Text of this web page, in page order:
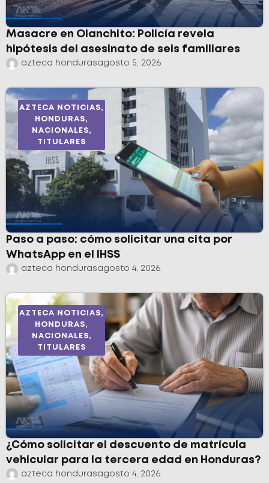
Masacre en Olanchito: Policía revela
hipótesis del asesinato de seis familiares
azteca hondurasagosto 5, 2026
AZTECA NOTICIAS,
HONDURAS,
NACIONALES,
TITULARES
Paso a paso: cómo solicitar una cita por
WhatsApp en el IHSS
azteca hondurasagosto 4, 2026
AZTECA NOTICIAS,
HONDURAS,
NACIONALES,
TITULARES
¿Cómo solicitar el descuento de matrícula
vehicular para la tercera edad en Honduras?
azteca hondurasagosto 4, 2026